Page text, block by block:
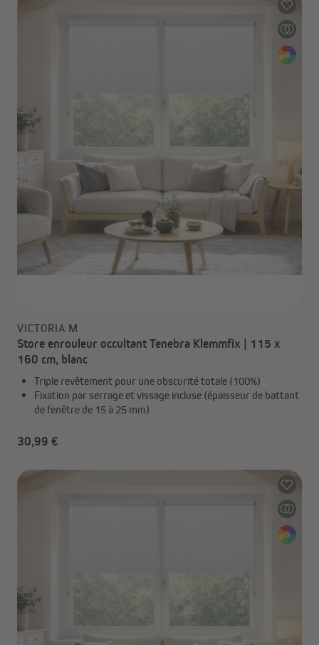
VICTORIA M
Store enrouleur occultant Tenebra Klemmfix | 115 x
160 cm, blanc
Triple revêtement pour une obscurité totale (100%)
Fixation par serrage et vissage incluse (épaisseur de battant
de fenêtre de 15 à 25 mm)
30,99 €